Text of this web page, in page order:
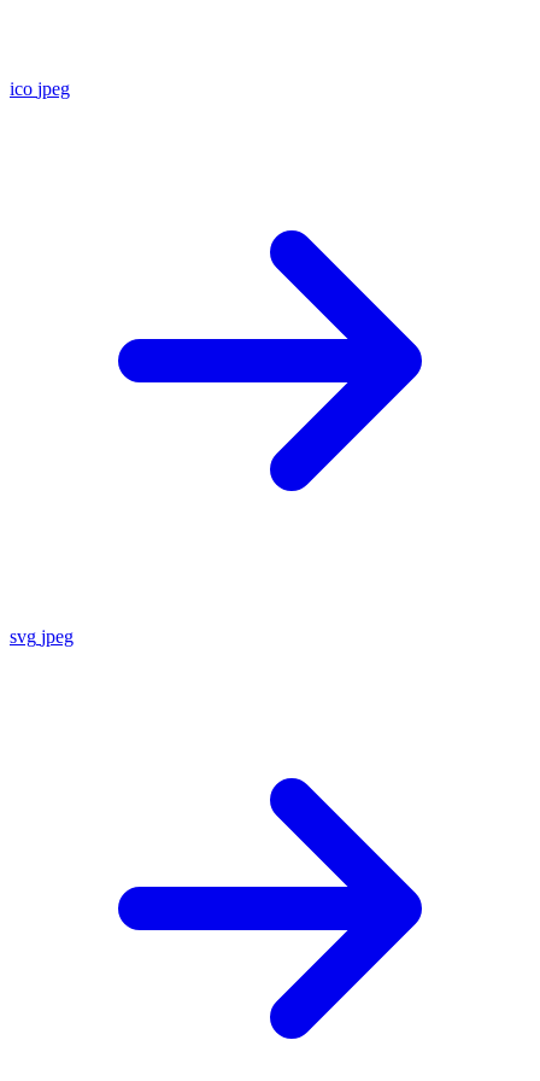
ico jpeg
svg jpeg